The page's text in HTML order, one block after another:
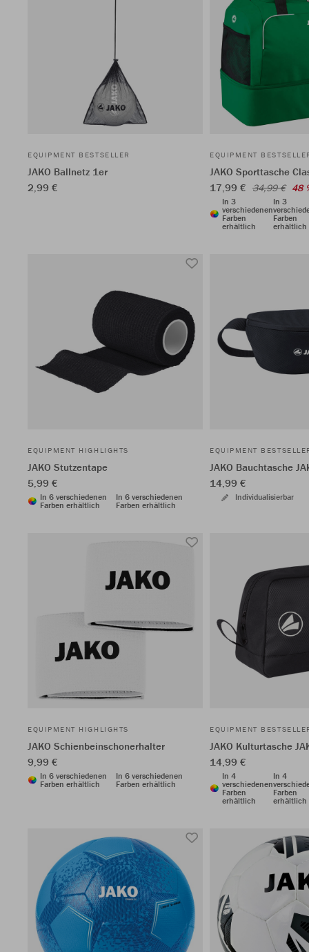
EQUIPMENT BESTSELLER
JAKO Ballnetz 1er
2,99 €
EQUIPMENT
JAKO Sporttasche
17,99 € 34,99 € 48
In 3
verschiedenen
Farben
erhältlich
In 3
Farben
erhältlich
EQUIPMENT HIGHLIGHTS
JAKO Stutzentape
5,99 €
In 6 verschiedenen
Farben erhältlich
In 6 verschiedenen
Farben erhältlich
EQUIPMENT
JAKO Bauchtasche
14,99 €
Individualisierbar
EQUIPMENT HIGHLIGHTS
JAKO Schienbeinschonerhalter
9,99 €
In 6 verschiedenen
Farben erhältlich
In 6 verschiedenen
Farben erhältlich
EQUIPMENT
JAKO Kulturtasche
14,99 €
In 4
verschiedenen
Farben
erhältlich
In 4
Farben
erhältlich